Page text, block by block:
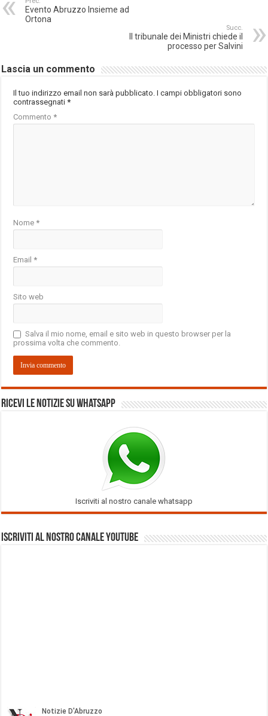
Evento Abruzzo Insieme ad
Ortona
Succ.
Il tribunale dei Ministri chiede il
processo per Salvini
Lascia un commento
Il tuo indirizzo email non sarà pubblicato. I campi obbligatori sono
contrassegnati*
Commento*
Nome*
Email*
Sito web
Salva il mio nome, email e sito web in questo browser per la
prossima volta che commento.
Ricevi le notizie su Whatsapp
Iscriviti al nostro canale whatsapp
Iscriviti al nostro Canale Youtube